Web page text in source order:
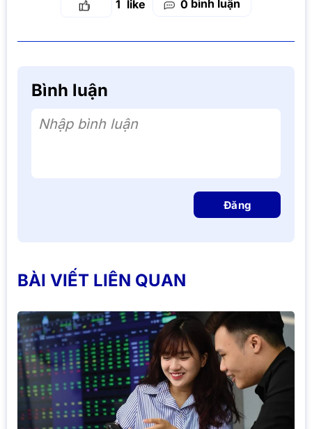
1 0 bình luận
Bình luận
Nhập bình luận
Đăng
BÀI VIẾT LIÊN QUAN